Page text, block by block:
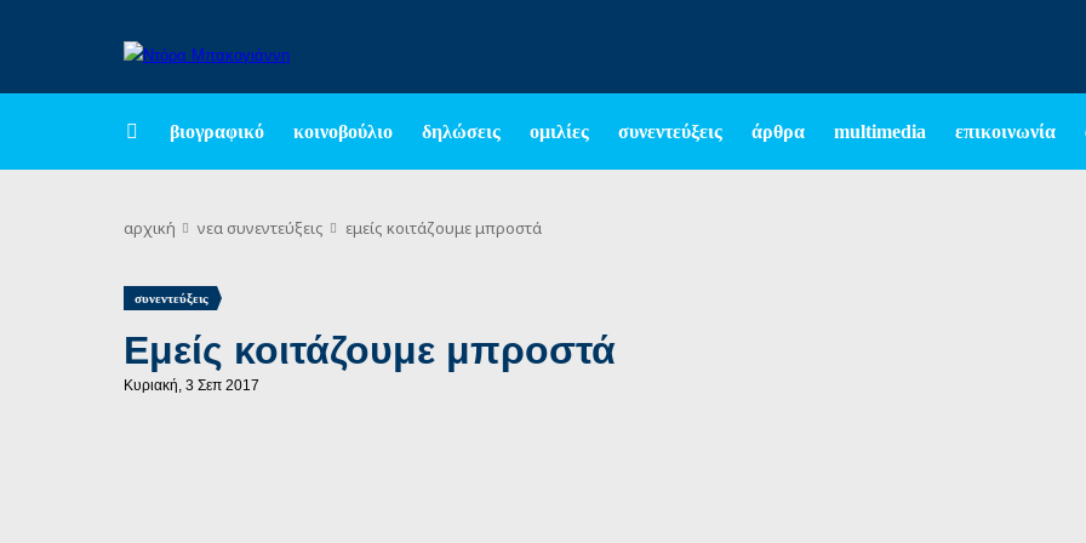
βιογραφικό κοινοβούλιο δηλώσεις ομιλίες συνεντεύξεις άρθρα multimedia επικοινωνία
αρχική νεα συνεντεύξεις εμείς κοιτάζουμε μπροστά
συνεντεύξεις
Εμείς κοιτάζουμε μπροστά
Κυριακή, 3 Σεπ 2017